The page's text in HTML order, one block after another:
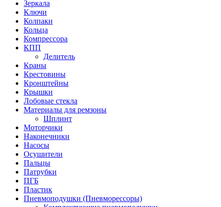
Зеркала
Ключи
Колпаки
Кольца
Компрессора
КПП
Делитель
Краны
Крестовины
Кронштейны
Крышки
Лобовые стекла
Материалы для ремзоны
Шплинт
Моторчики
Наконечники
Насосы
Осушители
Пальцы
Патрубки
ПГБ
Пластик
Пневмоподушки (Пневморессоры)